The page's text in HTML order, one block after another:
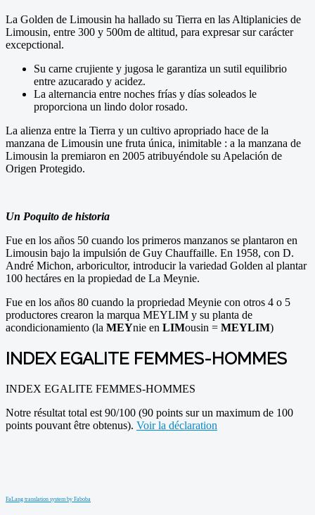
La Golden de Limousin ha hallado su Tierra en las Altiplanicies de
Limousin, entre 300 y 500m de altitud, para expresar sur carácter
excepctional.
Su carne crujiente y jugosa le garantiza un sutil equilibrio
entre azucarado y acidez.
La alternancia entre noches frías y días soleados le
proporciona un lindo dolor rosado.
La alienza entre la Tierra y un cultivo apropriado hace de la
manzana de Limousin une fruta única, inimitable : a la manzana de
Limousin la premiaron en 2005 atribuyéndole su Apelación de
Origen Protegido.
Un Poquito de historia
Fue en los años 50 cuando los primeros manzanos se plantaron en
Limousin bajo la impulsión de Guy Chauffaille. En 1958, con D.
André Michon, arboricultor, introducir la variedad Golden al plantar
100 hectáres en la propiedad de La Meynie.
Fue en los años 80 cuando la propriedad Meynie con otros 4 o 5
productores crearon la marqua MEYLIM y su planta de
acondicionamiento (la MEYnie en LIMousin = MEYLIM)
INDEX EGALITE FEMMES-HOMMES
INDEX EGALITE FEMMES-HOMMES
Notre résultat total est 90/100 (90 points sur un maximum de 100
points pouvant être obtenus). Voir la déclaration
FaLang translation system by Faboba